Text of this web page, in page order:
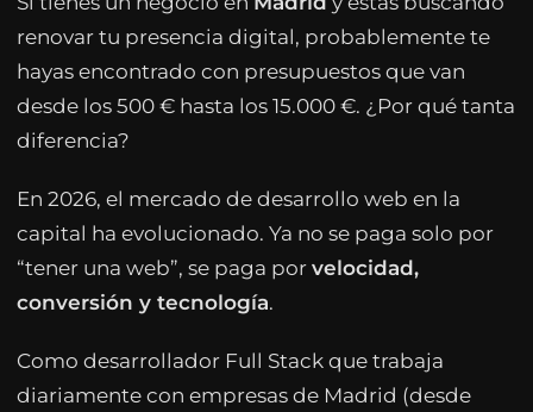
renovar tu presencia digital, probablemente te
hayas encontrado con presupuestos que van
desde los 500 € hasta los 15.000 €. ¿Por qué tanta
diferencia?
En 2026, el mercado de desarrollo web en la
capital ha evolucionado. Ya no se paga solo por
“tener una web”, se paga por velocidad,
conversión y tecnología.
Como desarrollador Full Stack que trabaja
diariamente con empresas de Madrid (desde